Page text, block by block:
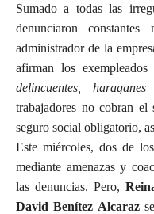
Sumado a todas las
denunciaron
administrador de la
afirman los
delincuentes,
trabajadores no cobran
seguro social obligatorio,
Este miércoles, dos de
mediante amenazas y
las denuncias. Pero,
David Benítez Alcaraz